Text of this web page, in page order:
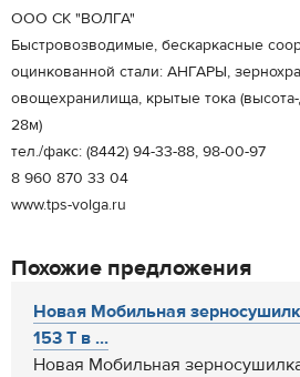
ООО СК "ВОЛГА"
Быстровозводимые, бескаркасные
оцинкованной стали: АНГАРЫ,
овощехранилища, крытые тока
28м)
тел./факс: (8442) 94-33-88, 98-00-97
8 960 870 33 04
www.tps-volga.ru
Похожие предложения
Новая Мобильная
153 T в ...
Новая Мобильная